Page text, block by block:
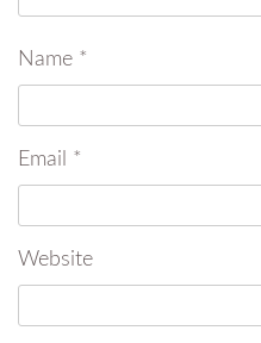
Name *
Email *
Website